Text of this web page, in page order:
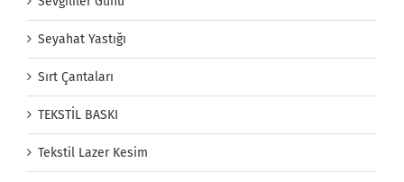
Seyahat Yastığı
Sırt Çantaları
TEKSTİL BASKI
Tekstil Lazer Kesim